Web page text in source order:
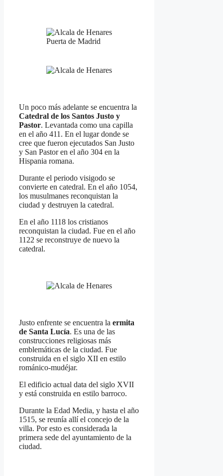
Puerta de Madrid
Un poco más adelante se encuentra la
Catedral de los Santos Justo y
Pastor. Levantada como una capilla
en el año 411. En el lugar donde se
cree que fueron ejecutados San Justo
y San Pastor en el año 304 en la
Hispania romana.
Durante el periodo visigodo se
convierte en catedral. En el año 1054,
los musulmanes reconquistan la
ciudad y destruyen la catedral.
En el año 1118 los cristianos
reconquistan la ciudad. Fue en el año
1122 se reconstruye de nuevo la
catedral.
Justo enfrente se encuentra la ermita
de Santa Lucía. Es una de las
construcciones religiosas más
emblemáticas de la ciudad. Fue
construida en el siglo XII en estilo
románico-mudéjar.
El edificio actual data del siglo XVII
y está construida en estilo barroco.
Durante la Edad Media, y hasta el año
1515, se reunía allí el concejo de la
villa. Por esto es considerada la
primera sede del ayuntamiento de la
ciudad.